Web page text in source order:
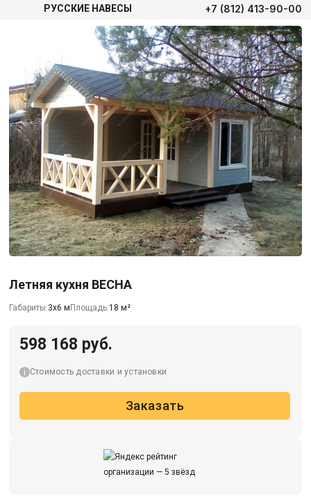
РУССКИЕ НАВЕСЫ +7 (812) 413-90-00
Летняя кухня ВЕСНА
Габариты:3х6 м Площадь:18 м²
598 168 руб.
Стоимость доставки и установки
Заказать